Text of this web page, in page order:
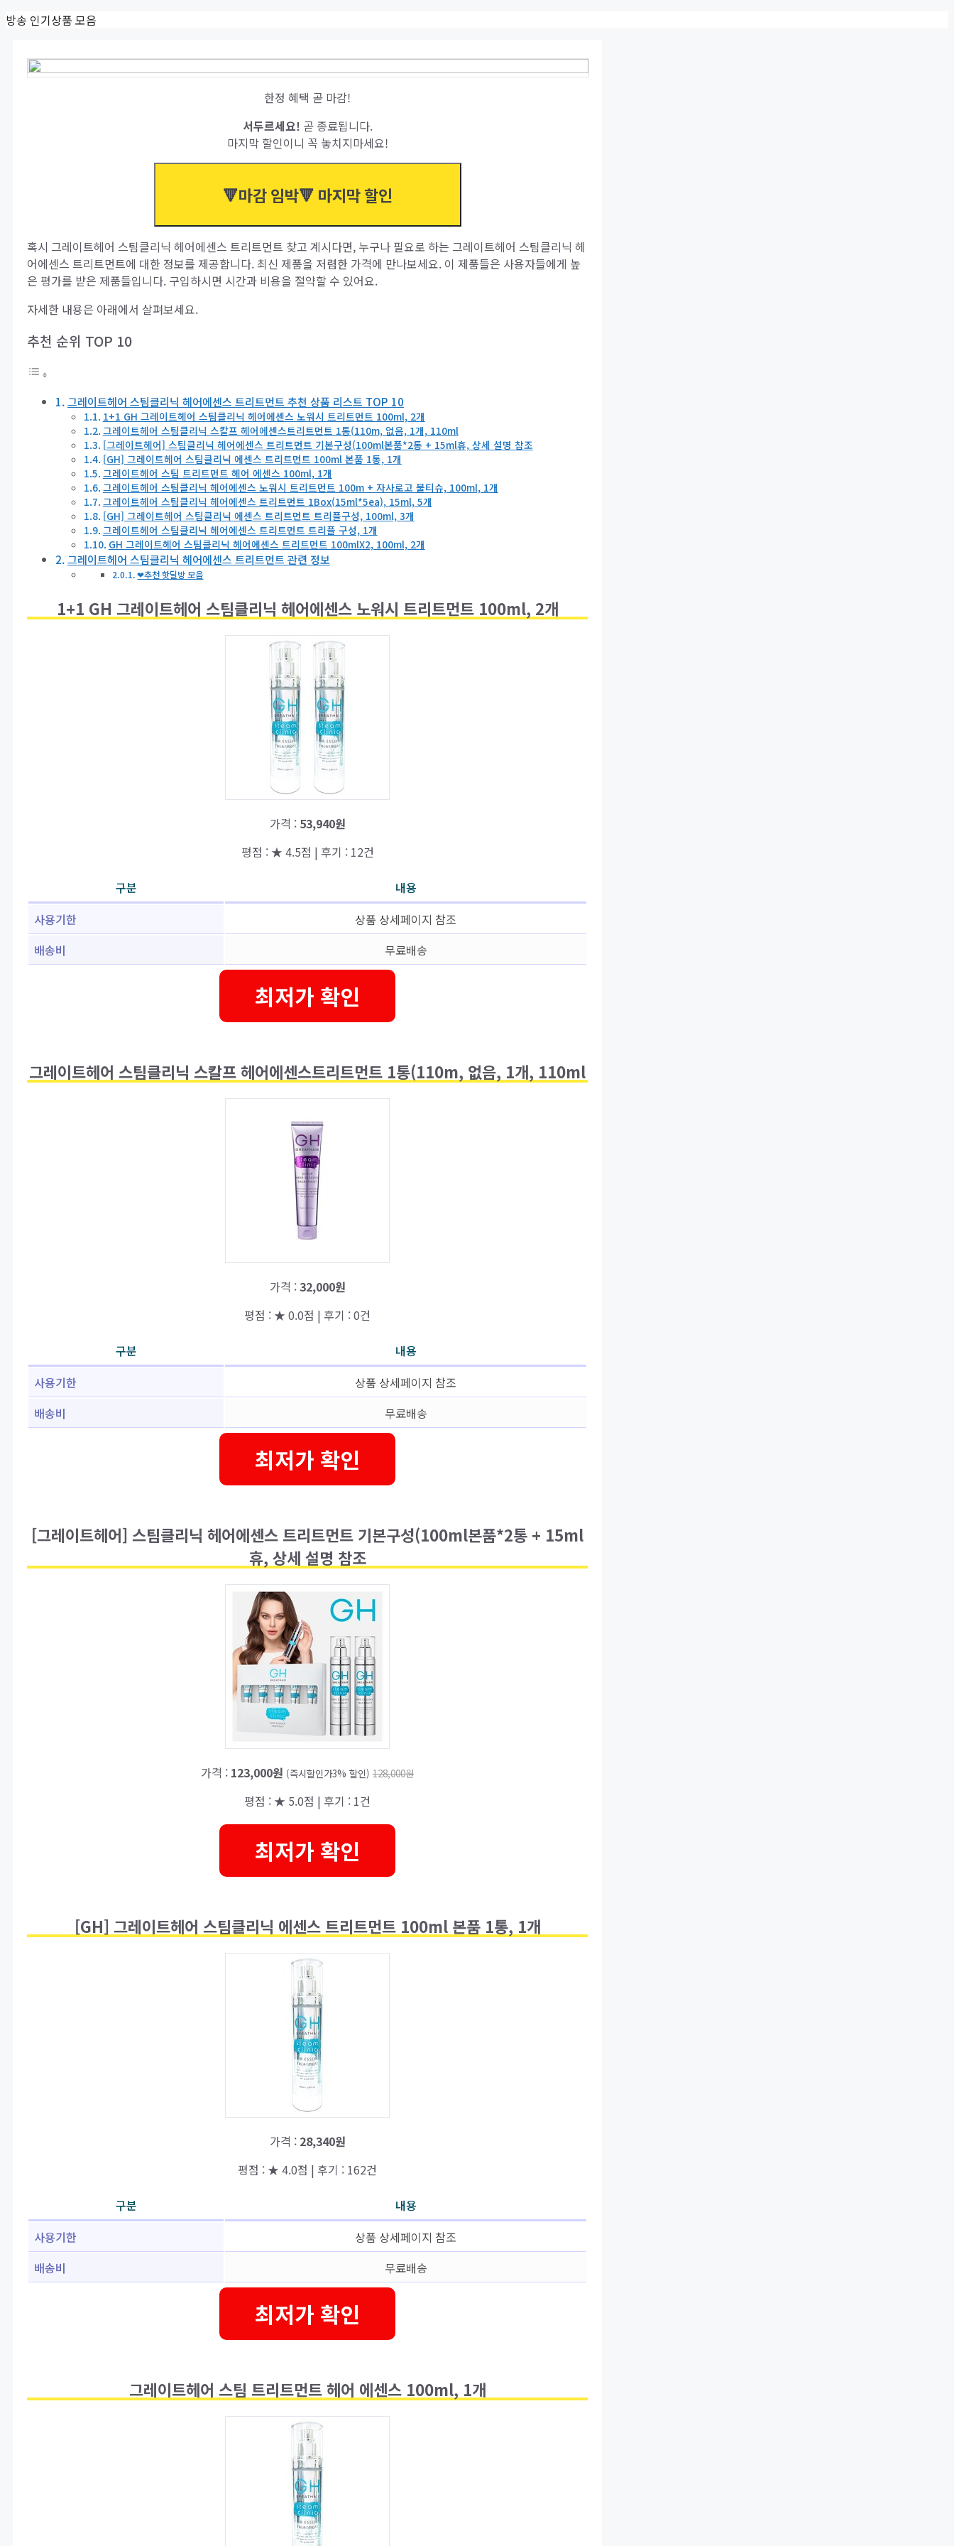
Skip
방송 인기상품 모음
한정 혜택 곧 마감!
서두르세요! 곧 종료됩니다.
마지막 할인이니 꼭 놓치지마세요!
🔻마감 임박🔻 마지막 할인
혹시 그레이트헤어 스팀클리닉 헤어에센스 트리트먼트 찾고 계시다면, 누구나 필요로 하는 그레이트헤어 스팀클리닉 헤
어에센스 트리트먼트에 대한 정보를 제공합니다. 최신 제품을 저렴한 가격에 만나보세요. 이 제품들은 사용자들에게 높
은 평가를 받은 제품들입니다. 구입하시면 시간과 비용을 절약할 수 있어요.
자세한 내용은 아래에서 살펴보세요.
추천 순위 TOP 10
그레이트헤어 스팀클리닉 헤어에센스 트리트먼트 추천 상품 리스트 TOP 10
1+1 GH 그레이트헤어 스팀클리닉 헤어에센스 노워시 트리트먼트 100ml, 2개
그레이트헤어 스팀클리닉 스칼프 헤어에센스트리트먼트 1통(110m, 없음, 1개, 110ml
[그레이트헤어] 스팀클리닉 헤어에센스 트리트먼트 기본구성(100ml본품*2통 + 15ml휴, 상세 설명 참조
[GH] 그레이트헤어 스팀클리닉 에센스 트리트먼트 100ml 본품 1통, 1개
그레이트헤어 스팀 트리트먼트 헤어 에센스 100ml, 1개
그레이트헤어 스팀클리닉 헤어에센스 노워시 트리트먼트 100m + 자사로고 물티슈, 100ml, 1개
그레이트헤어 스팀클리닉 헤어에센스 트리트먼트 1Box(15ml*5ea), 15ml, 5개
[GH] 그레이트헤어 스팀클리닉 에센스 트리트먼트 트리플구성, 100ml, 3개
그레이트헤어 스팀클리닉 헤어에센스 트리트먼트 트리플 구성, 1개
GH 그레이트헤어 스팀클리닉 헤어에센스 트리트먼트 100mlX2, 100ml, 2개
그레이트헤어 스팀클리닉 헤어에센스 트리트먼트 관련 정보
❤추천 핫딜방 모음
1+1 GH 그레이트헤어 스팀클리닉 헤어에센스 노워시 트리트먼트 100ml, 2개
가격 : 53,940원
평점 : ★ 4.5점 | 후기 : 12건
구분
내용
사용기한
상품 상세페이지 참조
배송비
무료배송
최저가 확인
그레이트헤어 스팀클리닉 스칼프 헤어에센스트리트먼트 1통(110m, 없음, 1개, 110ml
가격 :32,000원
평점 : ★ 0.0점 | 후기 : 0건
구분
내용
사용기한
상품 상세페이지 참조
배송비
무료배송
최저가 확인
[그레이트헤어] 스팀클리닉 헤어에센스 트리트먼트 기본구성(100ml본품*2통 + 15ml
휴, 상세 설명 참조
가격 : 123,000원 (즉시할인가3% 할인) 128,000원
평점 : ★ 5.0점 | 후기 : 1건
최저가 확인
[GH] 그레이트헤어 스팀클리닉 에센스 트리트먼트 100ml 본품 1통, 1개
가격 : 28,340원
평점 : ★ 4.0점 | 후기 : 162건
구분
내용
사용기한
상품 상세페이지 참조
배송비
무료배송
최저가 확인
그레이트헤어 스팀 트리트먼트 헤어 에센스 100ml, 1개